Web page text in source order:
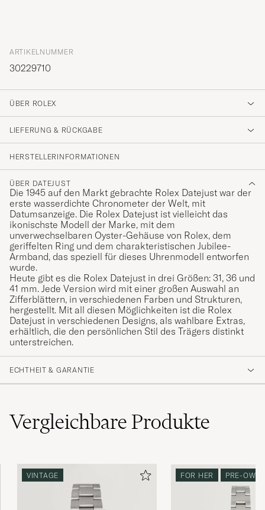
ARTIKELNUMMER
30229710
ÜBER ROLEX
LIEFERUNG & RÜCKGABE
HERSTELLERINFORMATIONEN
ÜBER DATEJUST
Die 1945 auf den Markt gebrachte Rolex Datejust war der
erste wasserdichte Chronometer der Welt, mit
Datumsanzeige. Die Rolex Datejust ist vielleicht das
ikonischste Modell der Marke, mit dem
unverwechselbaren Oyster-Gehäuse von Rolex, dem
geriffelten Ring und dem charakteristischen Jubilee-
Armband, das speziell für dieses Uhrenmodell entworfen
wurde.
Heute gibt es die Rolex Datejust in drei Größen: 31, 36 und
41 mm. Jede Version wird mit einer großen Auswahl an
Zifferblättern, in verschiedenen Farben und Strukturen,
hergestellt. Mit all diesen Möglichkeiten ist die Rolex
Datejust in verschiedenen Designs, als wahlbare Extras,
erhältlich, die den persönlichen Stil des Trägers distinkt
unterstreichen.
ECHTHEIT & GARANTIE
VergleichbareProdukte
VINTAGE FOR HER PRE-